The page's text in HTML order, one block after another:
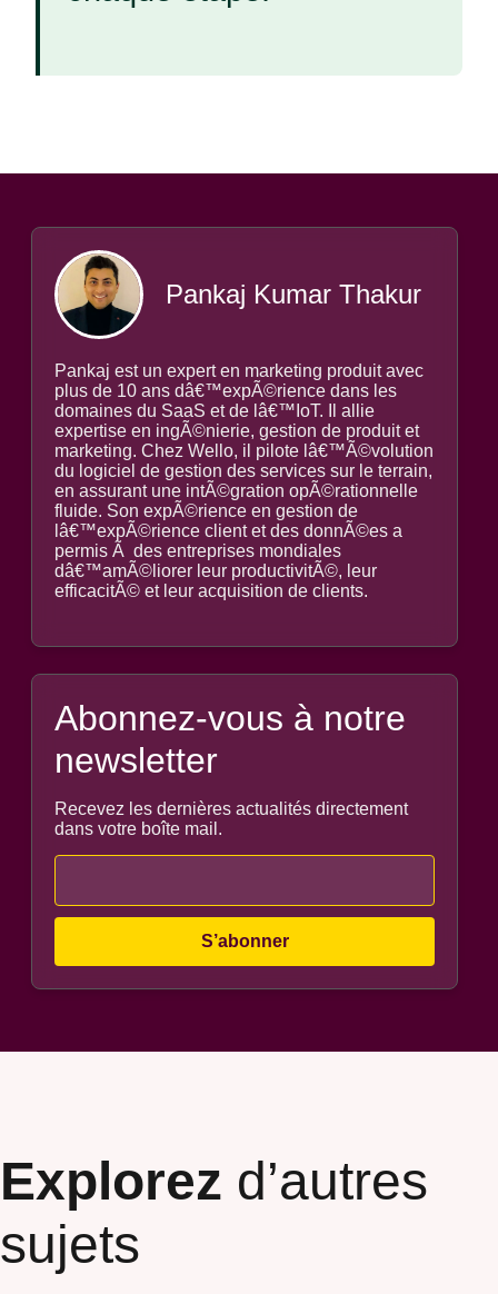
Pankaj Kumar Thakur
Pankaj est un expert en marketing produit avec
plus de 10 ans dâ€™expÃ©rience dans les
domaines du SaaS et de lâ€™IoT. Il allie
expertise en ingÃ©nierie, gestion de produit et
marketing. Chez Wello, il pilote lâ€™Ã©volution
du logiciel de gestion des services sur le terrain,
en assurant une intÃ©gration opÃ©rationnelle
fluide. Son expÃ©rience en gestion de
lâ€™expÃ©rience client et des donnÃ©es a
permis Ã des entreprises mondiales
dâ€™amÃ©liorer leur productivitÃ©, leur
efficacitÃ© et leur acquisition de clients.
Abonnez-vous à notre
newsletter
Recevez les dernières actualités directement
dans votre boîte mail.
Explorez d’autres
sujets